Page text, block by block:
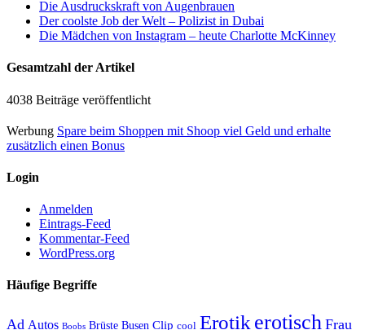
Die Ausdruckskraft von Augenbrauen
Der coolste Job der Welt – Polizist in Dubai
Die Mädchen von Instagram – heute Charlotte McKinney
Gesamtzahl der Artikel
4038 Beiträge veröffentlicht
Werbung Spare beim Shoppen mit Shoop viel Geld und erhalte
zusätzlich einen Bonus
Login
Anmelden
Eintrags-Feed
Kommentar-Feed
WordPress.org
Häufige Begriffe
Ad Autos Boobs Brüste Busen Clip cool Erotik erotisch Frau